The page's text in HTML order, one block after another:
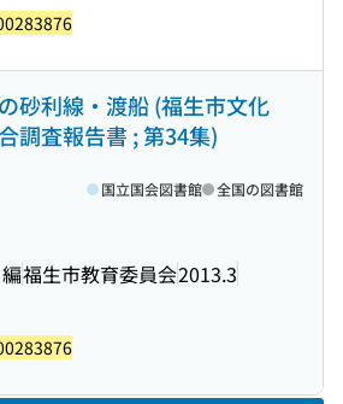
砂利線・渡船 (福生市文化
調査報告書 ; 第34集)
福生市教育委員会2013.3
国立国会図書館 全国の図書館